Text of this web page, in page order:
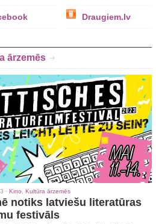
Draugiem.lv
ārzemēs
· Kino Kultūra ārzemēs
notiks latviešu literatūras
festivāls